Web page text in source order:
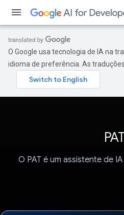
O Google usa tecnologia de IA na
idioma de preferência. As
O PAT é um assistente de